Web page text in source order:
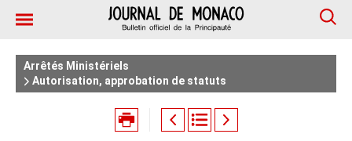
Arrêtés Ministériels
Autorisation, approbation de statuts